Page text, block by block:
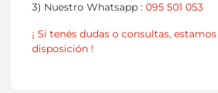
3) Nuestro Whatsapp : 095 501 053
¡ Si tenés dudas o consultas,
disposición !